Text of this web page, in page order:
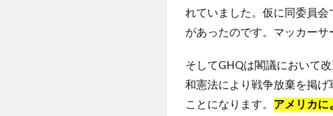
れていました。仮に同委員
があったのです。マッカーサ
そしてGHQは閣議において
和憲法により戦争放棄を掲
ことになります。 アメリカに